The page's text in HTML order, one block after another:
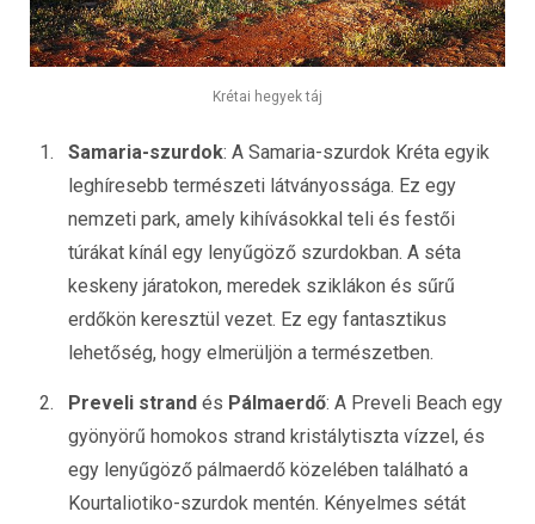
Krétai hegyek táj
Samaria-szurdok: A Samaria-szurdok Kréta egyik
leghíresebb természeti látványossága. Ez egy
nemzeti park, amely kihívásokkal teli és festői
túrákat kínál egy lenyűgöző szurdokban. A séta
keskeny járatokon, meredek sziklákon és sűrű
erdőkön keresztül vezet. Ez egy fantasztikus
lehetőség, hogy elmerüljön a természetben.
Preveli strand és Pálmaerdő: A Preveli Beach egy
gyönyörű homokos strand kristálytiszta vízzel, és
egy lenyűgöző pálmaerdő közelében található a
Kourtaliotiko-szurdok mentén. Kényelmes sétát